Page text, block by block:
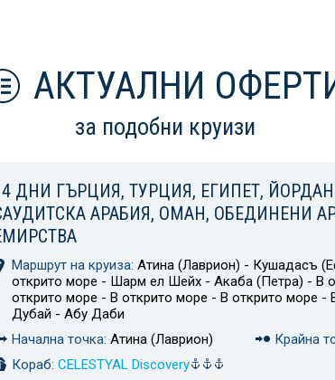
АКТУАЛНИ
за подобни круизи
ДНИ ГЪРЦИЯ, ТУРЦИЯ, ЕГИПЕТ,
АРАБИЯ, ОМАН, ОБЕДИНЕНИ
Маршрут на круиза: Атина (Лаврион) - Кушадасъ
открито море - Шарм ел Шейх - Акаба (Петра) - В
открито море - В открито море - В открито море -
Дубай - Абу Даби
Начална точка: Атина (Лаврион) Крайна
Кораб: CELESTYAL Discovery